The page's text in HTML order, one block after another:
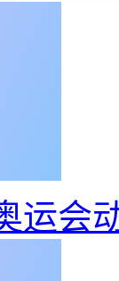
运会